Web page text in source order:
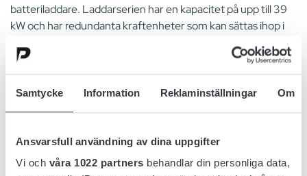
Samtycke Information Reklaminställningar Om
Ansvarsfull användning av dina uppgifter
Vi och våra 1022 partners behandlar din personliga data,
batteriladdare. Laddarserien har en kapacitet på upp till 39
kW och har redundanta kraftenheter som kan sättas ihop i
Micropower SL har ett intuitivt, användarvänligt gränssnitt
designat med operatörer i åtanke. Den är lätt att känna igen
på avstånd och har en färgdisplay och knappsats för att
Laddarserien är designad för enkel och snabb installation